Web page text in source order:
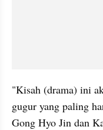
"Kisah (drama) ini
gugur yang paling
Gong Hyo Jin dan